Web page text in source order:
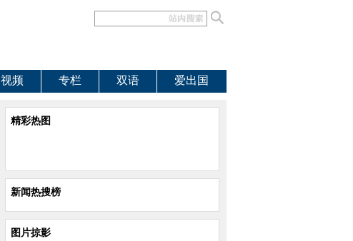
视频 专栏 双语 爱出国
精彩热图
新闻热搜榜
图片掠影